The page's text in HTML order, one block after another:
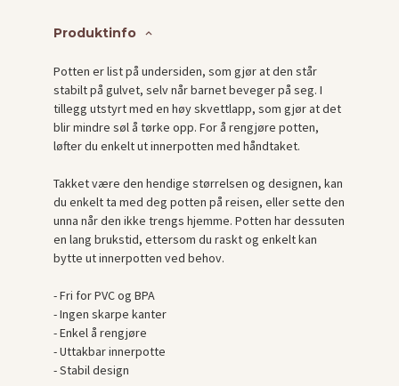
Produktinfo
Potten er list på undersiden, som gjør at den står
stabilt på gulvet, selv når barnet beveger på seg. I
tillegg utstyrt med en høy skvettlapp, som gjør at det
blir mindre søl å tørke opp. For å rengjøre potten,
løfter du enkelt ut innerpotten med håndtaket.
Takket være den hendige størrelsen og designen, kan
du enkelt ta med deg potten på reisen, eller sette den
unna når den ikke trengs hjemme. Potten har dessuten
en lang brukstid, ettersom du raskt og enkelt kan
bytte ut innerpotten ved behov.
- Fri for PVC og BPA
- Ingen skarpe kanter
- Enkel å rengjøre
- Uttakbar innerpotte
- Stabil design